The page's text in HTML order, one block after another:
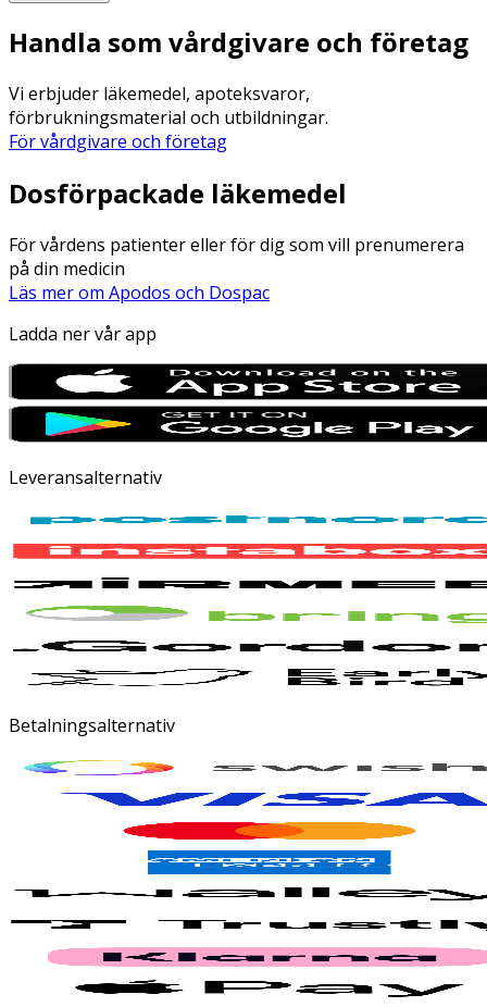
Handla som vårdgivare och företag
Vi erbjuder läkemedel, apoteksvaror,
förbrukningsmaterial och utbildningar.
För vårdgivare och företag
Dosförpackade läkemedel
För vårdens patienter eller för dig som vill prenumerera
på din medicin
Läs mer om Apodos och Dospac
Ladda ner vår app
Leveransalternativ
Betalningsalternativ